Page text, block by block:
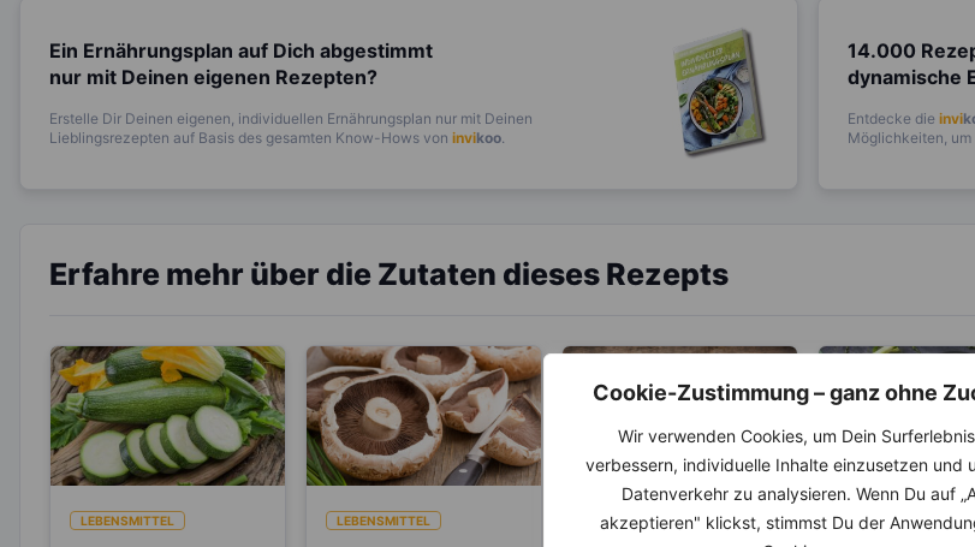
Cookie-Zustimmung – ganz ohne
Wir verwenden Cookies, um Dein
verbessern, individuelle Inhalte einzusetzen und
Datenverkehr zu analysieren. Wenn Du auf
akzeptieren" klickst, stimmst Du der
Ein Ernährungsplan auf Dich abgestimmt
nur mit Deinen eigenen Rezepten?
Erstelle Dir Deinen eigenen, individuellen Ernährungsplan nur mit Deinen
Lieblingsrezepten auf Basis des gesamten Know-Hows von invikoo.
14.000
dynamische
Entdecke die invi
Möglichkeiten, um
Erfahre mehr über die Zutaten dieses Rezepts
LEBENSMITTEL LEBENSMITTEL LEBENSMITTEL LEBENSMITTEL